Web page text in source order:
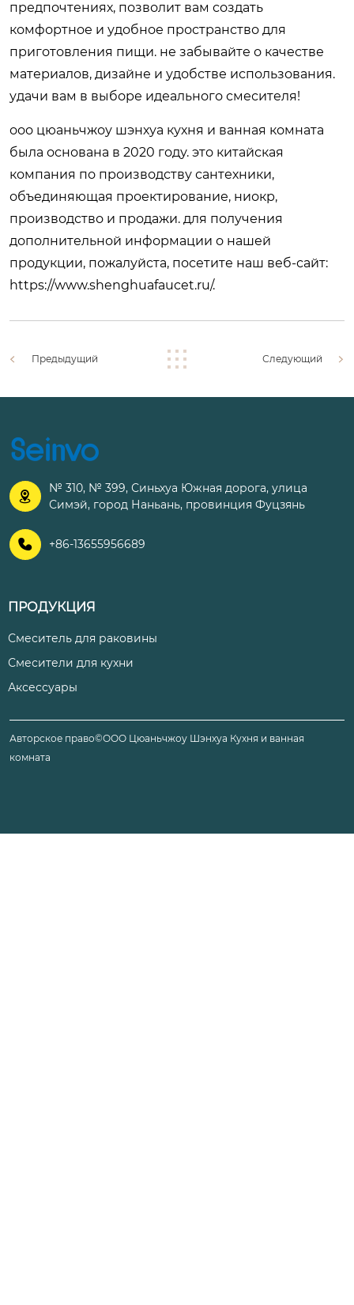
предпочтениях, позволит вам создать
комфортное и удобное пространство для
приготовления пищи. не забывайте о качестве
материалов, дизайне и удобстве использования.
удачи вам в выборе идеального смесителя!
ооо цюаньчжоу шэнхуа кухня и ванная комната
была основана в 2020 году. это китайская
компания по производству сантехники,
объединяющая проектирование, ниокр,
производство и продажи. для получения
дополнительной информации о нашей
продукции, пожалуйста, посетите наш веб-сайт:
https://www.shenghuafaucet.ru/.
Предыдущий Следующий

№ 310, № 399, Синьхуа Южная дорога, улица
Симэй, город Наньань, провинция Фуцзянь
 +86-13655956689
ПРОДУКЦИЯ
Смеситель для раковины
Смесители для кухни
Аксессуары
Авторское право©ООО Цюаньчжоу Шэнхуа Кухня и ванная
комната